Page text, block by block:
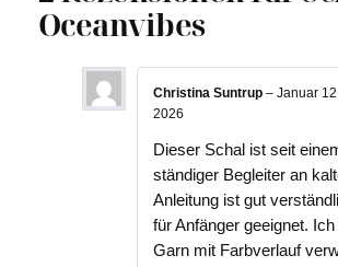
Oceanvibes
Christina Suntrup– Januar
2026
Dieser Schal ist seit
ständiger Begleiter an
Anleitung ist gut
für Anfänger geeignet.
Garn mit Farbverlauf